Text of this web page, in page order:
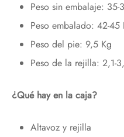
Peso sin embalaje: 35-
Peso embalado: 42-45
Peso del pie: 9,5 Kg
Peso de la rejilla: 2,1-
¿Qué hay en la caja?
Altavoz y rejilla